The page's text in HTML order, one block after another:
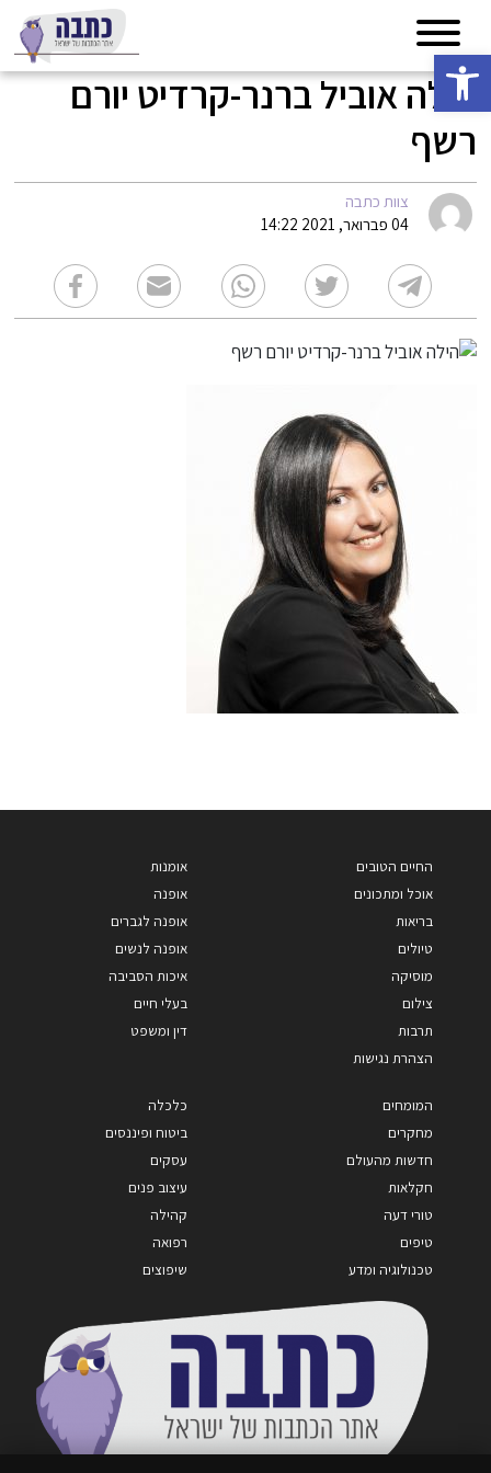
פתח סרגל נגישות
הילה אוביל ברנר-קרדיט יורם
רשף
צוות כתבה
04 פברואר, 2021 14:22
החיים הטובים
אוכל ומתכונים
בריאות
טיולים
מוסיקה
צילום
תרבות
הצהרת נגישות
אומנות
אופנה
אופנה לגברים
אופנה לנשים
איכות הסביבה
בעלי חיים
דין ומשפט
המומחים
מחקרים
חדשות מהעולם
חקלאות
טורי דעה
טיפים
טכנולוגיה ומדע
כלכלה
ביטוח ופיננסים
עסקים
עיצוב פנים
קהילה
רפואה
שיפוצים